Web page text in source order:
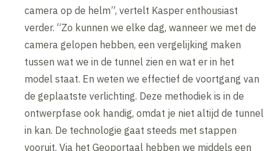
camera op de helm”, vertelt Kasper enthousiast
verder. “Zo kunnen we elke dag, wanneer we met de
camera gelopen hebben, een vergelijking maken
tussen wat we in de tunnel zien en wat er in het
model staat. En weten we effectief de voortgang van
de geplaatste verlichting. Deze methodiek is in de
ontwerpfase ook handig, omdat je niet altijd de tunnel
in kan. De technologie gaat steeds met stappen
vooruit. Via het Geoportaal hebben we middels een